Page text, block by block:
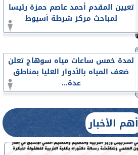
تعيين المقدم أحمد عاصم حمزة رئيسا
لمباحث مركز شرطة أسيوط
لمدة خمس ساعات مياه سوهاج تعلن
ضعف المياه بالأدوار العليا بمناطق
عدة...
أهم الأخبار